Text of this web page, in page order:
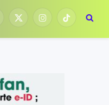
X
InstagramTikTok